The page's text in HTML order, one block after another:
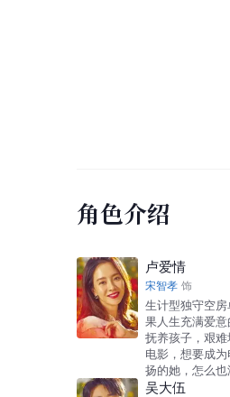
角色介绍
卢爱情
宋智孝 饰
生计型独守空
果人生充满爱
抚养孩子，艰
电影，想要成
扬的她，怎么
吴大伍